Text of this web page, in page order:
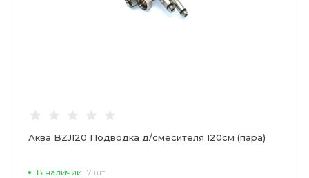
Аква BZJ120 Подводка д/смесителя 120см (пара)
В наличии 7 шт